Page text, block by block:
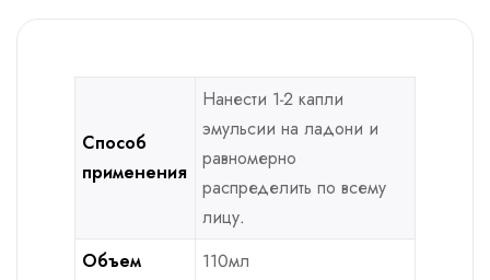
Способ
применения
Нанести 1-2 капли
эмульсии на ладони и
равномерно
распределить по всему
лицу.
Объем
110мл